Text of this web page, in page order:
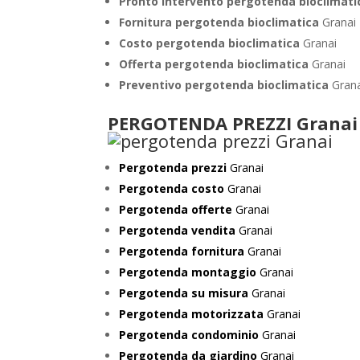
Fornitura pergotenda bioclimatica Granai
Costo pergotenda bioclimatica Granai
Offerta pergotenda bioclimatica Granai
Preventivo pergotenda bioclimatica
PERGOTENDA PREZZI Granai
Pergotenda prezzi Granai
Pergotenda costoGranai
Pergotenda offerte Granai
Pergotenda vendita Granai
Pergotenda fornitura Granai
Pergotenda montaggio Granai
Pergotenda su misura Granai
Pergotenda motorizzata Granai
Pergotenda condominio Granai
Pergotenda da giardino Granai